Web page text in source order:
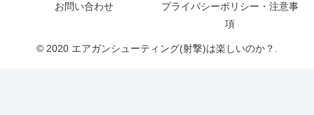
お問い合わせ
プライバシーポリシー・注意事
項
© 2020 エアガンシューティング(射撃)は楽しいのか？.